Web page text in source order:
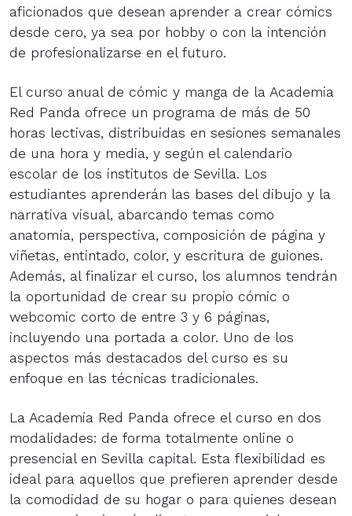
aficionados que desean aprender a crear cómics
desde cero, ya sea por hobby o con la intención
de profesionalizarse en el futuro.
El curso anual de cómic y manga de la Academia
Red Panda ofrece un programa de más de 50
horas lectivas, distribuidas en sesiones semanales
de una hora y media, y según el calendario
escolar de los institutos de Sevilla. Los
estudiantes aprenderán las bases del dibujo y la
narrativa visual, abarcando temas como
anatomía, perspectiva, composición de página y
viñetas, entintado, color, y escritura de guiones.
Además, al finalizar el curso, los alumnos tendrán
la oportunidad de crear su propio cómic o
webcomic corto de entre 3 y 6 páginas,
incluyendo una portada a color. Uno de los
aspectos más destacados del curso es su
enfoque en las técnicas tradicionales.
La Academia Red Panda ofrece el curso en dos
modalidades: de forma totalmente online o
presencial en Sevilla capital. Esta flexibilidad es
ideal para aquellos que prefieren aprender desde
la comodidad de su hogar o para quienes desean